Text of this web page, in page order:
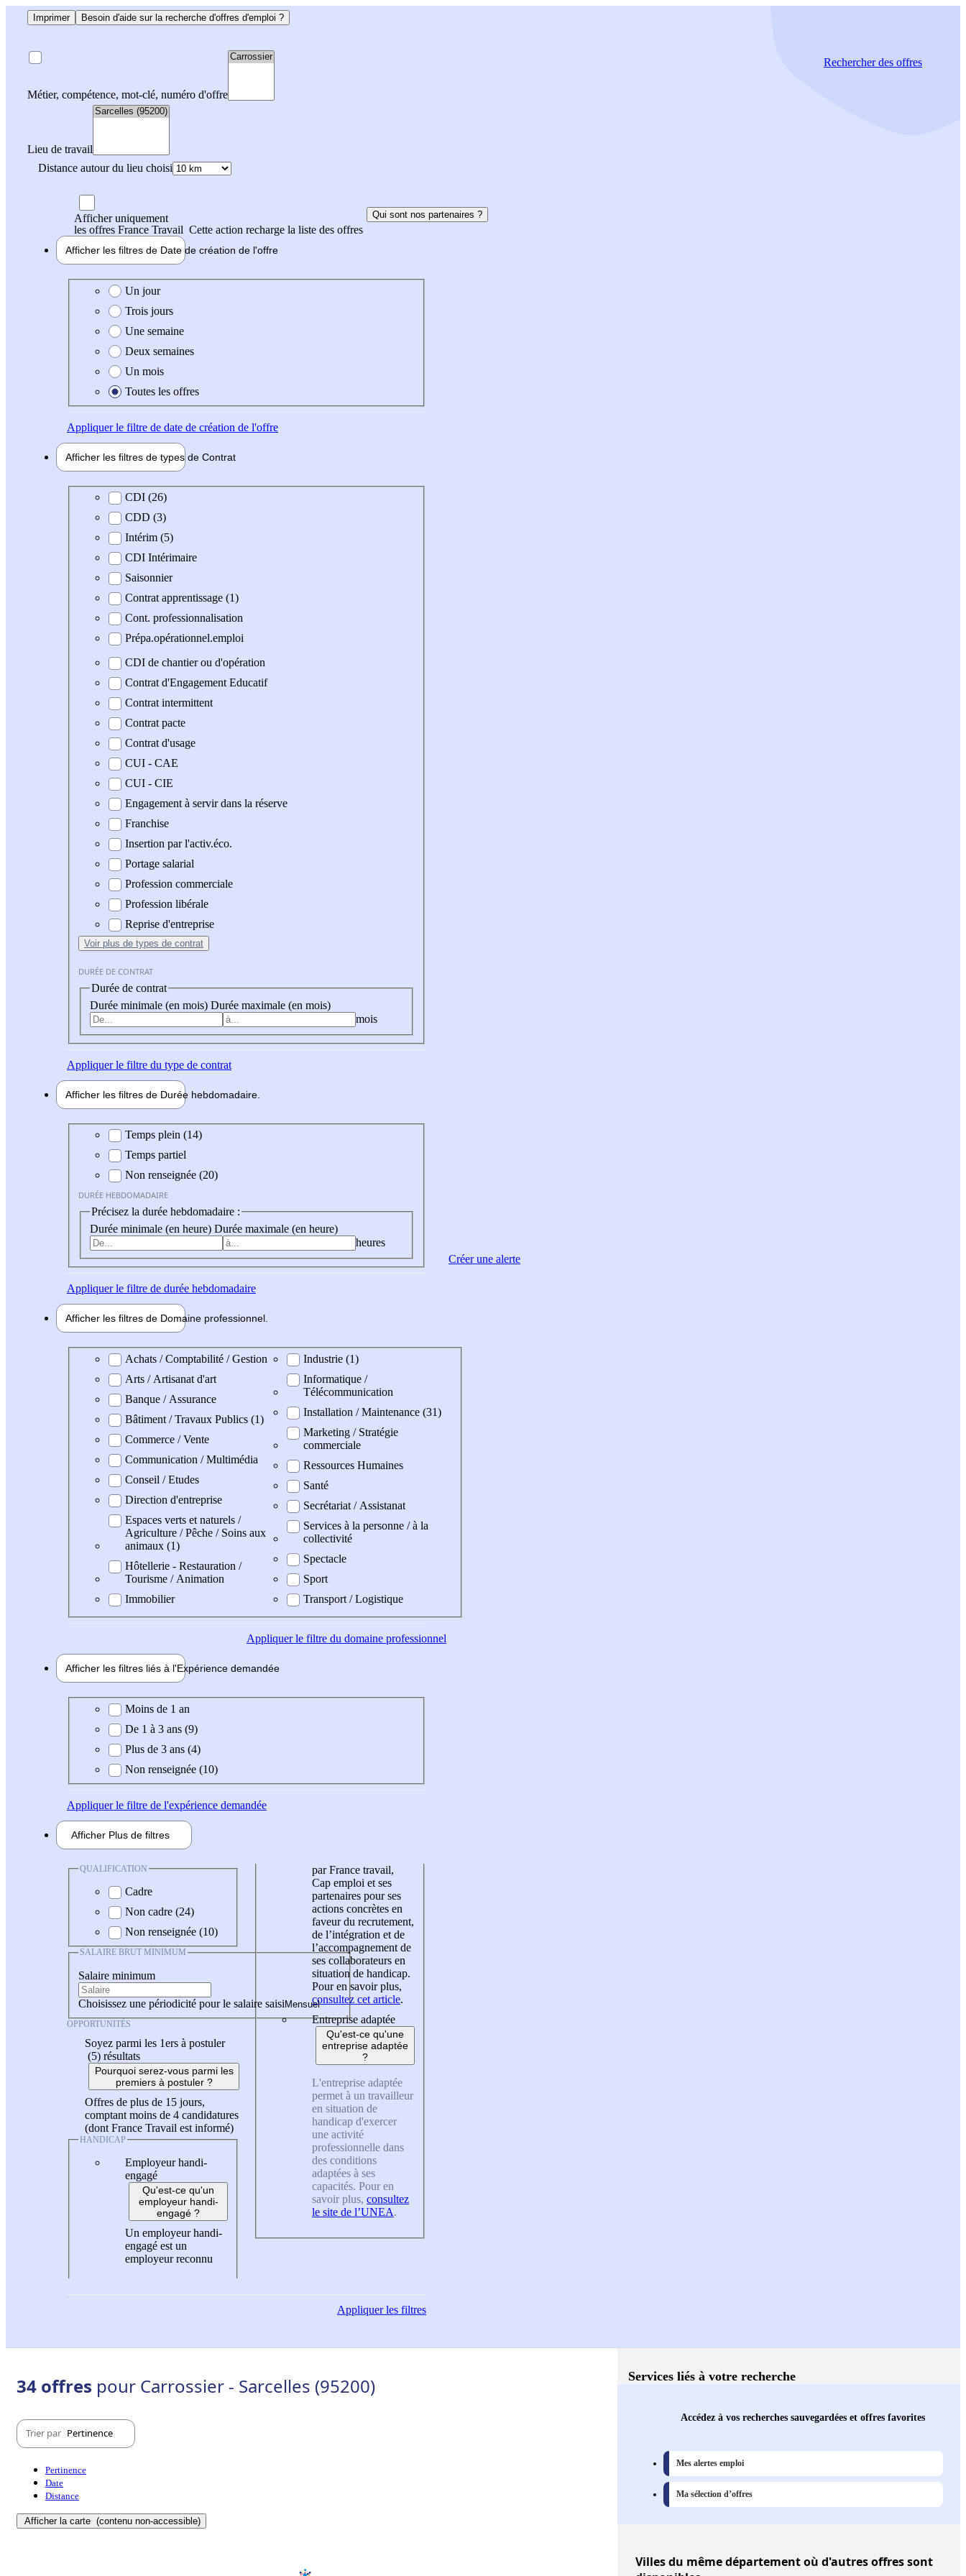
Imprimer Besoin d'aide sur la recherche d'offres d'emploi ?
Métier, compétence, mot-clé, numéro d'offre
Lieu de travail
Distance autour du lieu choisi
Rechercherdes offres
Afficher uniquement
les offres France Travail Cette action recharge la liste des offres
Qui sont nos partenaires ?
Afficher les filtres de Date de création de l'offre
Date de création de l'offre
Un jour
Trois jours
Une semaine
Deux semaines
Un mois
Toutes les offres
Appliquerle filtre de date de création de l'offre
Afficher les filtres de types de Contrat
Type de contratCDI (26)
CDD (3)
Intérim (5)
CDI Intérimaire
Saisonnier
Contrat apprentissage (1)
Cont. professionnalisation
Prépa.opérationnel.emploi
CDI de chantier ou d'opération
Contrat d'Engagement Educatif
Contrat intermittent
Contrat pacte
Contrat d'usage
CUI - CAE
CUI - CIE
Engagement à servir dans la réserve
Franchise
Insertion par l'activ.éco.
Portage salarial
Profession commerciale
Profession libérale
Reprise d'entreprise
Voir plus de types de contrat
DURÉE DE CONTRAT
Durée de contrat
Durée minimale (en mois) Durée maximale (en mois)
mois
Appliquerle filtre du type de contrat
Afficher les filtres de Durée hebdomadaire
Durée hebdomadaire
Temps plein (14)
Temps partiel
Non renseignée (20)
DURÉE HEBDOMADAIRE
Précisez la durée hebdomadaire :
Durée minimale (en heure) Durée maximale (en heure)
heures
Appliquerle filtre de durée hebdomadaire
Afficher les filtres de Domaine professionnel
Domaine professionel
Achats / Comptabilité / Gestion
Arts / Artisanat d'art
Banque / Assurance
Bâtiment / Travaux Publics (1)
Commerce / Vente
Communication / Multimédia
Conseil / Etudes
Direction d'entreprise
Espaces verts et naturels /
Agriculture / Pêche / Soins aux
animaux (1)
Hôtellerie - Restauration /
Tourisme / Animation
Immobilier
Industrie (1)
Informatique /
Télécommunication
Installation / Maintenance (31)
Marketing / Stratégie
commerciale
Ressources Humaines
Santé
Secrétariat / Assistanat
Services à la personne / à la
collectivité
Spectacle
Sport
Transport / Logistique
Appliquerle filtre du domaine professionnel
Afficher les filtres liés à l'Expérience demandée
Expérience demandée
Moins de 1 an
De 1 à 3 ans (9)
Plus de 3 ans (4)
Non renseignée (10)
Appliquerle filtre de l'expérience demandée
Afficher Plus de filtres
QUALIFICATION
Cadre
Non cadre (24)
Non renseignée (10)
SALAIRE BRUT MINIMUM
Salaire minimum
Choisissez une périodicité pour le salaire saisi
OPPORTUNITÉS
Soyez parmi les 1ers à postuler
(5) résultats
Pourquoi serez-vous parmi les
premiers à postuler ?
Offres de plus de 15 jours,
comptant moins de 4 candidatures
(dont France Travail est informé)
HANDICAP
Employeur handi-
engagé
Qu'est-ce qu'un
employeur handi-
engagé ?
Un employeur handi-
engagé est un
employeur reconnu
par France travail,
Cap emploi et ses
partenaires pour ses
actions concrètes en
faveur du recrutement,
de l’intégration et de
l’accompagnement de
ses collaborateurs en
situation de handicap.
Pour en savoir plus,
consultez cet article.
Entreprise adaptée
Qu'est-ce qu'une
entreprise adaptée
?
L'entreprise adaptée
permet à un travailleur
en situation de
handicap d'exercer
une activité
professionnelle dans
des conditions
adaptées à ses
capacités. Pour en
savoir plus, consultez
le site de l’UNEA.
Appliquerles filtres
Créer une alerte
34 offres pour Carrossier - Sarcelles (95200)
Trier par Pertinence
Pertinence
Date
Distance
Afficher la carte (contenu non-accessible)
Services liés à votre recherche
Accédez à vos recherches sauvegardées et offres favorites
Mes alertes emploi
Ma sélection d’offres
Villesdu même département où d'autres offres sont